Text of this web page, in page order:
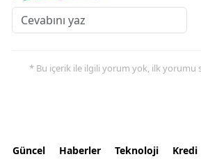
* Bu içerik ile ilgili yorum yok, ilk yorumu
Güncel Haberler Teknoloji Kredi